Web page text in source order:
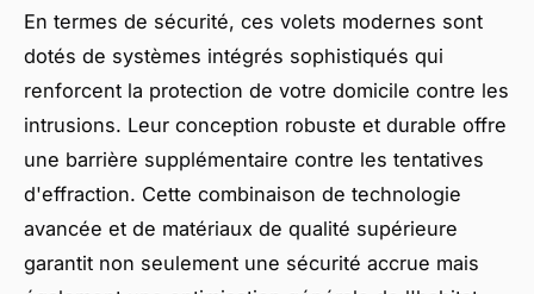
En termes de sécurité, ces volets modernes sont
dotés de systèmes intégrés sophistiqués qui
renforcent la protection de votre domicile contre les
intrusions. Leur conception robuste et durable offre
une barrière supplémentaire contre les tentatives
d'effraction. Cette combinaison de technologie
avancée et de matériaux de qualité supérieure
garantit non seulement une sécurité accrue mais